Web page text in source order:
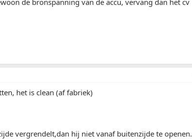
het is clean (af fabriek)
vergrendelt,dan hij niet vanaf buitenzijde te openen.